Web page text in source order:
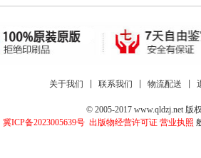
关于我们 联系我们 物流配送
© 2005-2017 www.qldzj.net
冀ICP备2023005639号 出版物经营许可证 营业执照